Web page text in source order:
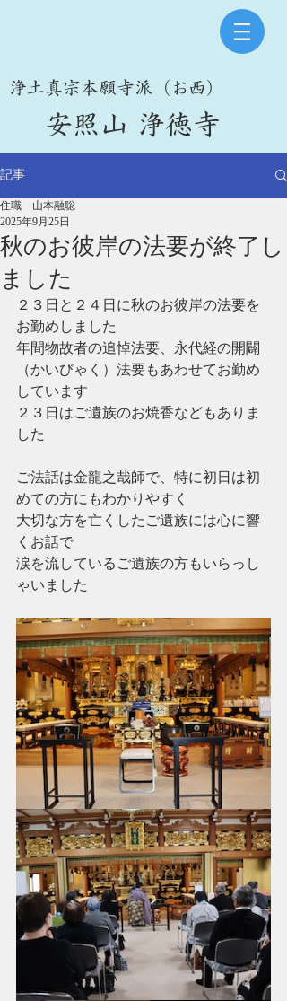
​浄土真宗本願寺派（お西）
​安照山 浄徳寺
記事
秋のお彼岸の法要が終了し
ました
住職 山本融聡
2025年9月25日
２３日と２４日に秋のお彼岸の法要を
お勤めしました
年間物故者の追悼法要、永代経の開闢
（かいびゃく）法要もあわせてお勤め
しています
２３日はご遺族のお焼香などもありま
した
ご法話は金龍之哉師で、特に初日は初
めての方にもわかりやすく
大切な方を亡くしたご遺族には心に響
くお話で
涙を流しているご遺族の方もいらっし
ゃいました